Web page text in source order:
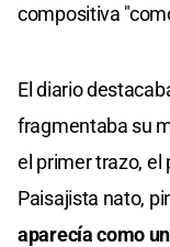
compositiva
El diario
fragmentaba su
el primer trazo,
Paisajista nato,
aparecía como